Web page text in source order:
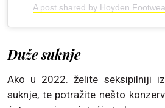
A post shared by Hoyden
Duže suknje
Ako u 2022. želite seksipilniji
suknje, te potražite nešto